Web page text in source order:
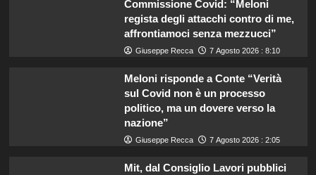
Commissione Covid: “Meloni
regista degli attacchi contro di me,
affrontiamoci senza mezzucci”
Giuseppe Recca 7 Agosto 2026 : 8:10
Meloni risponde a Conte “Verità
sul Covid non è un processo
politico, ma un dovere verso la
nazione”
Giuseppe Recca 7 Agosto 2026 : 2:05
Mit, dal Consiglio Lavori pubblici